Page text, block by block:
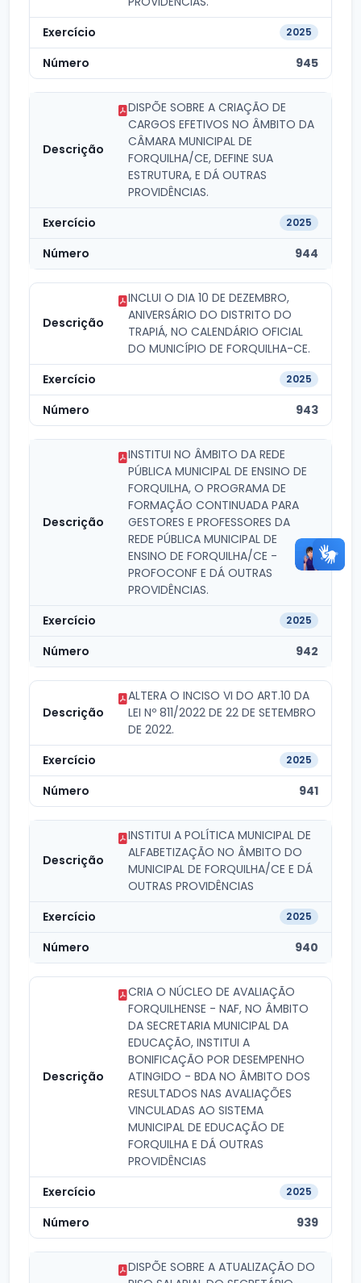
2025
945
DISPÕE SOBRE A CRIAÇÃO DE
CARGOS EFETIVOS NO ÂMBITO DA
CÂMARA MUNICIPAL DE
FORQUILHA/CE, DEFINE SUA
ESTRUTURA, E DÁ OUTRAS
PROVIDÊNCIAS.
2025
944
INCLUI O DIA 10 DE DEZEMBRO,
ANIVERSÁRIO DO DISTRITO DO
TRAPIÁ, NO CALENDÁRIO OFICIAL
DO MUNICÍPIO DE FORQUILHA-CE.
2025
943
INSTITUI NO ÂMBITO DA REDE
PÚBLICA MUNICIPAL DE ENSINO DE
FORQUILHA, O PROGRAMA DE
FORMAÇÃO CONTINUADA PARA
GESTORES E PROFESSORES DA
REDE PÚBLICA MUNICIPAL DE
ENSINO DE FORQUILHA/CE -
PROFOCONF E DÁ OUTRAS
PROVIDÊNCIAS.
2025
942
ALTERA O INCISO VI DO ART.10 DA
LEI Nº 811/2022 DE 22 DE SETEMBRO
DE 2022.
2025
941
INSTITUI A POLÍTICA MUNICIPAL DE
ALFABETIZAÇÃO NO ÂMBITO DO
MUNICIPAL DE FORQUILHA/CE E DÁ
OUTRAS PROVIDÊNCIAS
2025
940
CRIA O NÚCLEO DE AVALIAÇÃO
FORQUILHENSE - NAF, NO ÂMBITO
DA SECRETARIA MUNICIPAL DA
EDUCAÇÃO, INSTITUI A
BONIFICAÇÃO POR DESEMPENHO
ATINGIDO - BDA NO ÂMBITO DOS
RESULTADOS NAS AVALIAÇÕES
VINCULADAS AO SISTEMA
MUNICIPAL DE EDUCAÇÃO DE
FORQUILHA E DÁ OUTRAS
PROVIDÊNCIAS
2025
939
DISPÕE SOBRE A ATUALIZAÇÃO DO